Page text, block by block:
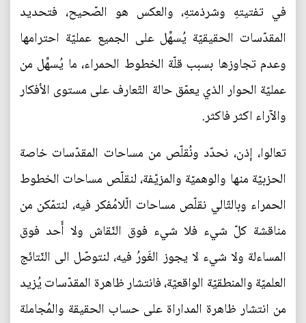
في تفتيتهِ وشرذمتهِ، والعكس هو الصّحيح، فتحديد
المقدّسات الحقيقيّة يُسهِّل على الجميع عمليّة احترامها
وعدم تجاوزها بسبب قلّة الخطوط الحمراء، ما يُسهِّل من
عمليّة الحوار الذي يعمّق حالة التّعارف على مستوى الأفكار
والآراء اكثر فاكثر.
تعالوا، إذن، نحدّد ونُقلّص من مساحات المقدّسات خاصة
الحزبيّة منها والوهميّة والمزيّفة، لنقلّص مساحات الخطوط
الحمراء وبالتّالي نقلّص مساحات الّلامُفكر فيه، لنتمّكن من
مناقشة كلّ شيء فلا شيء فوق النّقاش ولا أَحد فوق
المساءلة ولا شيء لا يجوز الغَورُ فيه، لنتوصّل الى النّتائج
العلميّة والمنطقيّة الواقعيّة، فانتشار ظاهرة المقدّسات يُزيد
من انتشار ظاهرة المداراة على حساب الحقيقة والمُجاملة